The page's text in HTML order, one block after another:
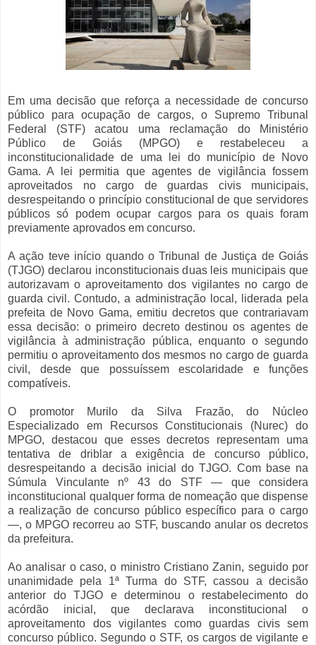
Em uma decisão que reforça a necessidade de concurso
público para ocupação de cargos, o Supremo Tribunal
Federal (STF) acatou uma reclamação do Ministério
Público de Goiás (MPGO) e restabeleceu a
inconstitucionalidade de uma lei do município de Novo
Gama. A lei permitia que agentes de vigilância fossem
aproveitados no cargo de guardas civis municipais,
desrespeitando o princípio constitucional de que servidores
públicos só podem ocupar cargos para os quais foram
previamente aprovados em concurso.
A ação teve início quando o Tribunal de Justiça de Goiás
(TJGO) declarou inconstitucionais duas leis municipais que
autorizavam o aproveitamento dos vigilantes no cargo de
guarda civil. Contudo, a administração local, liderada pela
prefeita de Novo Gama, emitiu decretos que contrariavam
essa decisão: o primeiro decreto destinou os agentes de
vigilância à administração pública, enquanto o segundo
permitiu o aproveitamento dos mesmos no cargo de guarda
civil, desde que possuíssem escolaridade e funções
compatíveis.
O promotor Murilo da Silva Frazão, do Núcleo
Especializado em Recursos Constitucionais (Nurec) do
MPGO, destacou que esses decretos representam uma
tentativa de driblar a exigência de concurso público,
desrespeitando a decisão inicial do TJGO. Com base na
Súmula Vinculante nº 43 do STF — que considera
inconstitucional qualquer forma de nomeação que dispense
a realização de concurso público específico para o cargo
—, o MPGO recorreu ao STF, buscando anular os decretos
da prefeitura.
Ao analisar o caso, o ministro Cristiano Zanin, seguido por
unanimidade pela 1ª Turma do STF, cassou a decisão
anterior do TJGO e determinou o restabelecimento do
acórdão inicial, que declarava inconstitucional o
aproveitamento dos vigilantes como guardas civis sem
concurso público. Segundo o STF, os cargos de vigilante e